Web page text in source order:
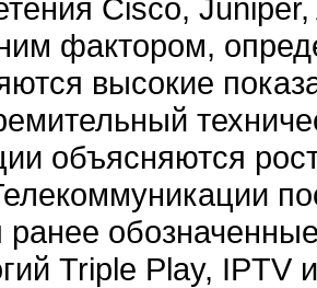
Cisco,
фактором,
высокие
объясняются
Triple Play, IPTV